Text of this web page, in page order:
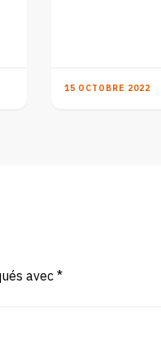
15 OCTOBRE 2022
avec*